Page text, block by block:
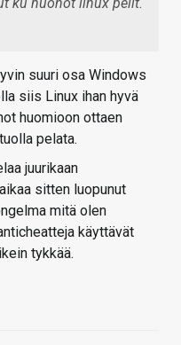
suuri osa Windows
siis Linux ihan hyvä
huomioon ottaen
pelata.
juurikaan
sitten luopunut
mitä olen
käyttävät
tykkää.